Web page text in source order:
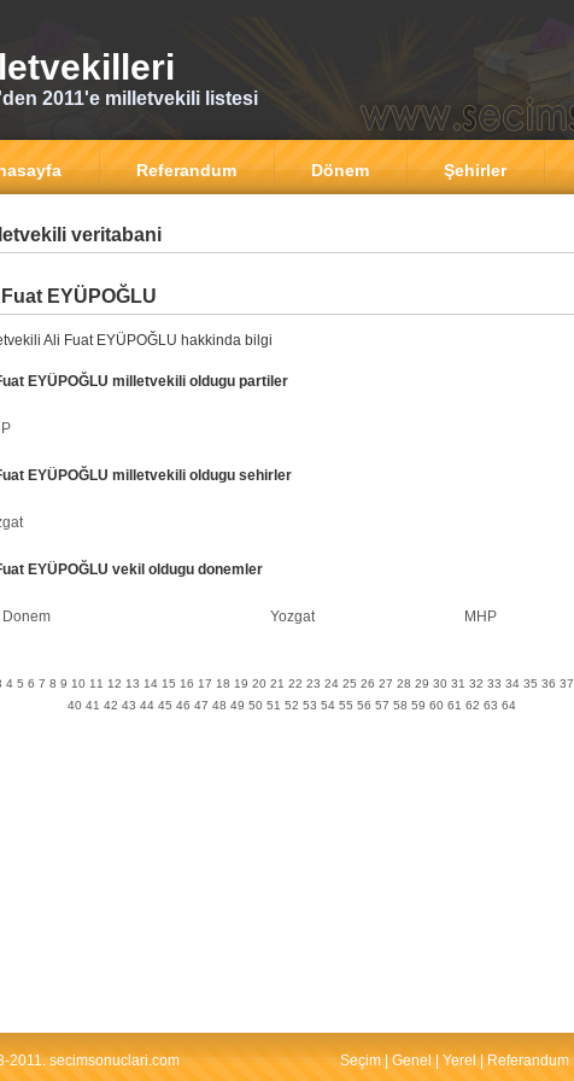
2011'e milletvekili listesi
Referandum Dönem Şehirler
veritabani
EYÜPOĞLU
Ali Fuat EYÜPOĞLU hakkinda bilgi
EYÜPOĞLU milletvekili oldugu partiler
EYÜPOĞLU milletvekili oldugu sehirler
EYÜPOĞLU vekil oldugu donemler
Donem Yozgat MHP
4 5 6 7 8 9 10 11 12 13 14 15 16 17 18 19 20 21 22 23 24 25 26 27 28 29 30 31 32 33 34 35 36 37
40 41 42 43 44 45 46 47 48 49 50 51 52 53 54 55 56 57 58 59 60 61 62 63 64
2011. secimsonuclari.com Seçim Genel Yerel Referandum